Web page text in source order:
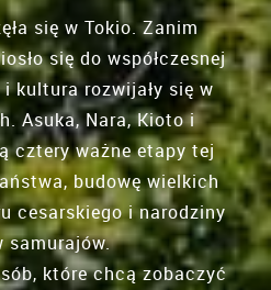
się w Tokio. Zanim
się do współczesnej
kultura rozwijały się w
Asuka, Nara, Kioto i
cztery ważne etapy tej
budowę wielkich
cesarskiego i narodziny
samurajów.
które chcą zobaczyć